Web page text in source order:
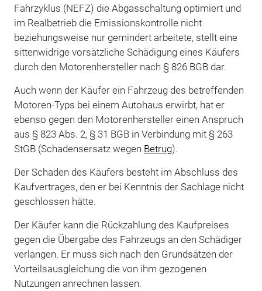
Fahrzyklus (NEFZ) die Abgasschaltung optimiert und
im Realbetrieb die Emissionskontrolle nicht
beziehungsweise nur gemindert arbeitete, stellt eine
sittenwidrige vorsätzliche Schädigung eines Käufers
durch den Motorenhersteller nach § 826 BGB dar.
Auch wenn der Käufer ein Fahrzeug des betreffenden
Motoren-Typs bei einem Autohaus erwirbt, hat er
ebenso gegen den Motorenhersteller einen Anspruch
aus § 823 Abs. 2, § 31 BGB in Verbindung mit § 263
StGB (Schadensersatz wegen Betrug).
Der Schaden des Käufers besteht im Abschluss des
Kaufvertrages, den er bei Kenntnis der Sachlage nicht
geschlossen hätte.
Der Käufer kann die Rückzahlung des Kaufpreises
gegen die Übergabe des Fahrzeugs an den Schädiger
verlangen. Er muss sich nach den Grundsätzen der
Vorteilsausgleichung die von ihm gezogenen
Nutzungen anrechnen lassen.